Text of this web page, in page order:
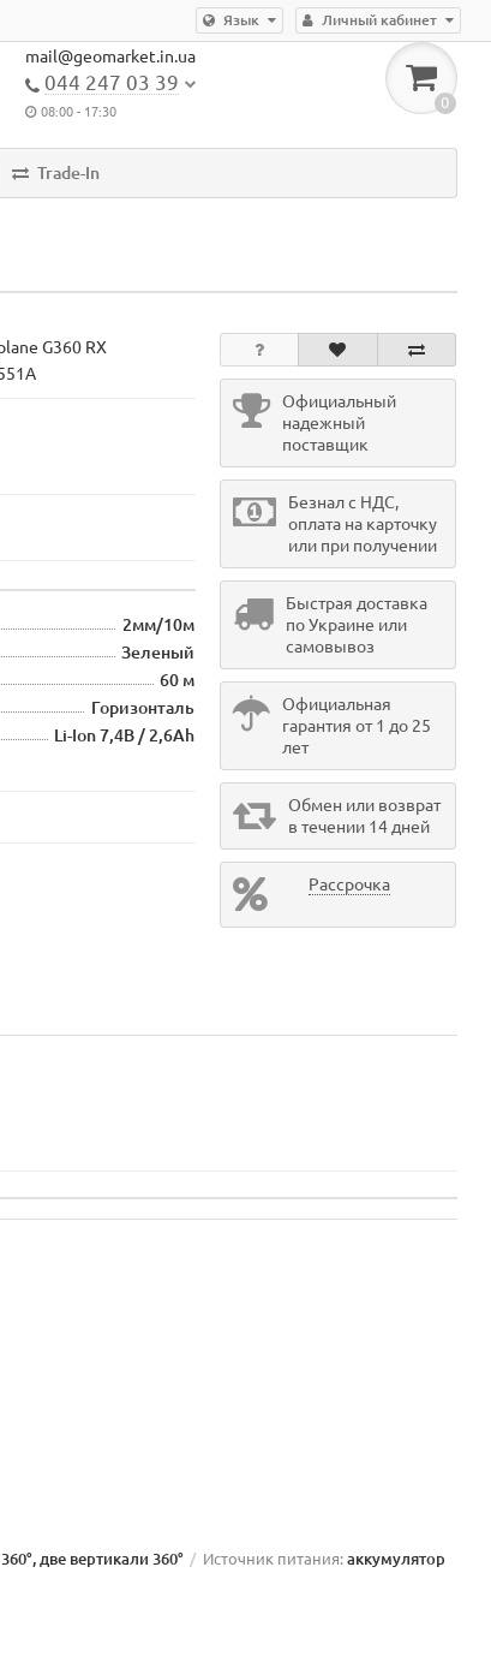
Личный кабинет
Язык
mail@geomarket.in.ua
044 247 03 39
08:00 - 17:30 0
Trade-In
G360 RX
2мм/10м
Зеленый
60 м
Горизонталь
Li-Ion 7,4В / 2,6Ah
Официальный
надежный
поставщик
Безнал с НДС,
оплата на карточку
или при получении
Быстрая доставка
по Украине или
самовывоз
Официальная
гарантия от 1 до 25
лет
Обмен или возврат
в течении 14 дней
Рассрочка
две вертикали 360° Источник питания: аккумулятор